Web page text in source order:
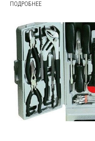
ПОДРОБНЕЕ